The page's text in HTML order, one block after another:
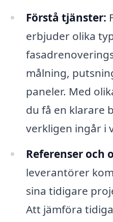
Förstå tjänster:
erbjuder olika
målning,
paneler. Med
du få en klarare
verkligen ingår i
Referenser och
leverantörer
sina tidigare
Att jämföra